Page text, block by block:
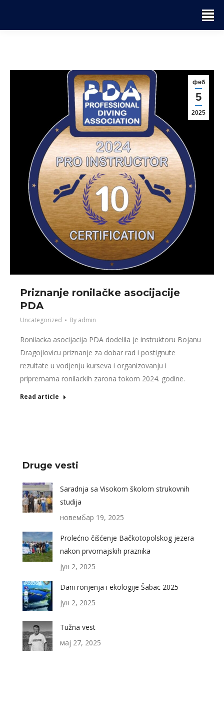
феб
5
2025
Priznanje ronilačke asocijacije
PDA
Uncategorized By admin
Ronilacka asocijacija PDA dodelila je instruktoru Bojanu
Dragojlovicu priznanje za dobar rad i postignute
rezultate u vodjenju kurseva i organizovanju i
pripremama ronilackih zarona tokom 2024. godine.
Read article
Druge vesti
Saradnja sa Visokom školom strukovnih
studija
новембар 19, 2025
Prolećno čišćenje Bačkotopolskog jezera
nakon prvomajskih praznika
јун 2, 2025
Dani ronjenja i ekologije Šabac 2025
јун 2, 2025
Tužna vest
мај 27, 2025